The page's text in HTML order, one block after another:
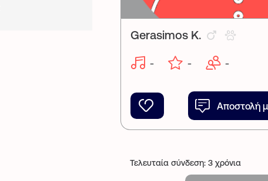
Gerasimos K.
- - -
Αποστολή
Τελευταία σύνδεση: 3 χρόνια